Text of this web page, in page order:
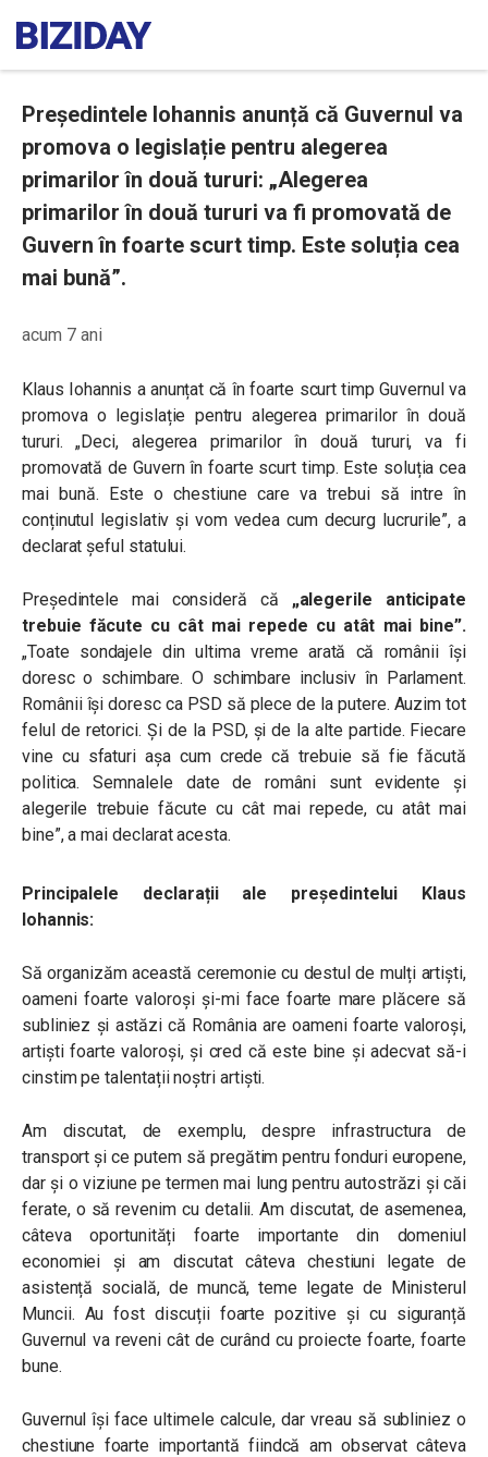
Președintele Iohannis anunță că Guvernul va
promova o legislație pentru alegerea
primarilor în două tururi: „Alegerea
primarilor în două tururi va fi promovată de
Guvern în foarte scurt timp. Este soluția cea
mai bună”.
acum 7 ani
Klaus Iohannis a anunțat că în foarte scurt timp Guvernul va
promova o legislație pentru alegerea primarilor în două
tururi. „Deci, alegerea primarilor în două tururi, va fi
promovată de Guvern în foarte scurt timp. Este soluția cea
mai bună. Este o chestiune care va trebui să intre în
conținutul legislativ și vom vedea cum decurg lucrurile”, a
declarat șeful statului.
Președintele mai consideră că „alegerile anticipate
trebuie făcute cu cât mai repede cu atât mai bine”.
„Toate sondajele din ultima vreme arată că românii își
doresc o schimbare. O schimbare inclusiv în Parlament.
Românii își doresc ca PSD să plece de la putere. Auzim tot
felul de retorici. Și de la PSD, și de la alte partide. Fiecare
vine cu sfaturi așa cum crede că trebuie să fie făcută
politica. Semnalele date de români sunt evidente și
alegerile trebuie făcute cu cât mai repede, cu atât mai
bine”, a mai declarat acesta.
Principalele declarații ale președintelui Klaus
Iohannis:
Să organizăm această ceremonie cu destul de mulți artiști,
oameni foarte valoroși și-mi face foarte mare plăcere să
subliniez și astăzi că România are oameni foarte valoroși,
artiști foarte valoroși, și cred că este bine și adecvat să-i
cinstim pe talentații noștri artiști.
Am discutat, de exemplu, despre infrastructura de
transport și ce putem să pregătim pentru fonduri europene,
dar și o viziune pe termen mai lung pentru autostrăzi și căi
ferate, o să revenim cu detalii. Am discutat, de asemenea,
câteva oportunități foarte importante din domeniul
economiei și am discutat câteva chestiuni legate de
asistență socială, de muncă, teme legate de Ministerul
Muncii. Au fost discuții foarte pozitive și cu siguranță
Guvernul va reveni cât de curând cu proiecte foarte, foarte
bune.
Guvernul își face ultimele calcule, dar vreau să subliniez o
chestiune foarte importantă fiindcă am observat câteva